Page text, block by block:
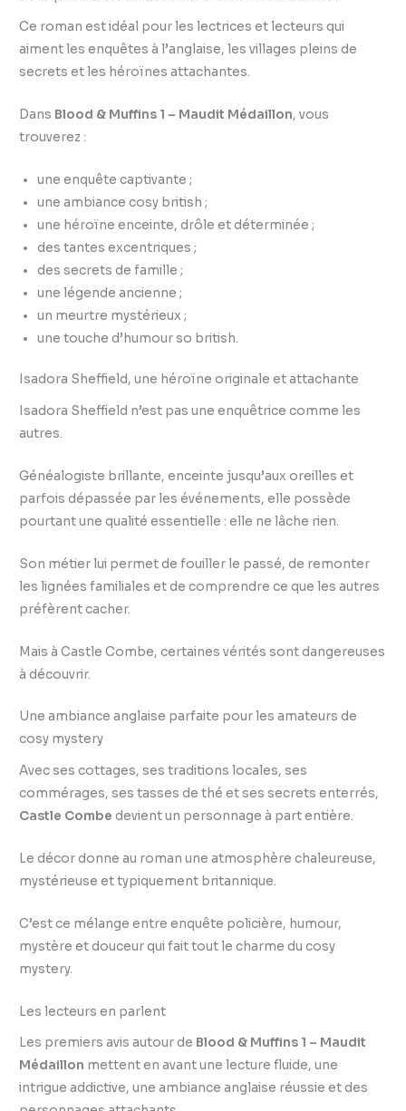
Ce roman est idéal pour les lectrices et lecteurs qui
aiment les enquêtes à l’anglaise, les villages pleins de
secrets et les héroïnes attachantes.
Dans Blood & Muffins 1 – Maudit Médaillon, vous
trouverez :
une enquête captivante ;
une ambiance cosy british ;
une héroïne enceinte, drôle et déterminée ;
des tantes excentriques ;
des secrets de famille ;
une légende ancienne ;
un meurtre mystérieux ;
une touche d’humour so british.
Isadora Sheffield, une héroïne originale et attachante
Isadora Sheffield n’est pas une enquêtrice comme les
autres.
Généalogiste brillante, enceinte jusqu’aux oreilles et
parfois dépassée par les événements, elle possède
pourtant une qualité essentielle : elle ne lâche rien.
Son métier lui permet de fouiller le passé, de remonter
les lignées familiales et de comprendre ce que les autres
préfèrent cacher.
Mais à Castle Combe, certaines vérités sont dangereuses
à découvrir.
Une ambiance anglaise parfaite pour les amateurs de
cosy mystery
Avec ses cottages, ses traditions locales, ses
commérages, ses tasses de thé et ses secrets enterrés,
Castle Combe devient un personnage à part entière.
Le décor donne au roman une atmosphère chaleureuse,
mystérieuse et typiquement britannique.
C’est ce mélange entre enquête policière, humour,
mystère et douceur qui fait tout le charme du cosy
mystery.
Les lecteurs en parlent
Les premiers avis autour de Blood & Muffins 1 – Maudit
Médaillon mettent en avant une lecture fluide, une
intrigue addictive, une ambiance anglaise réussie et des